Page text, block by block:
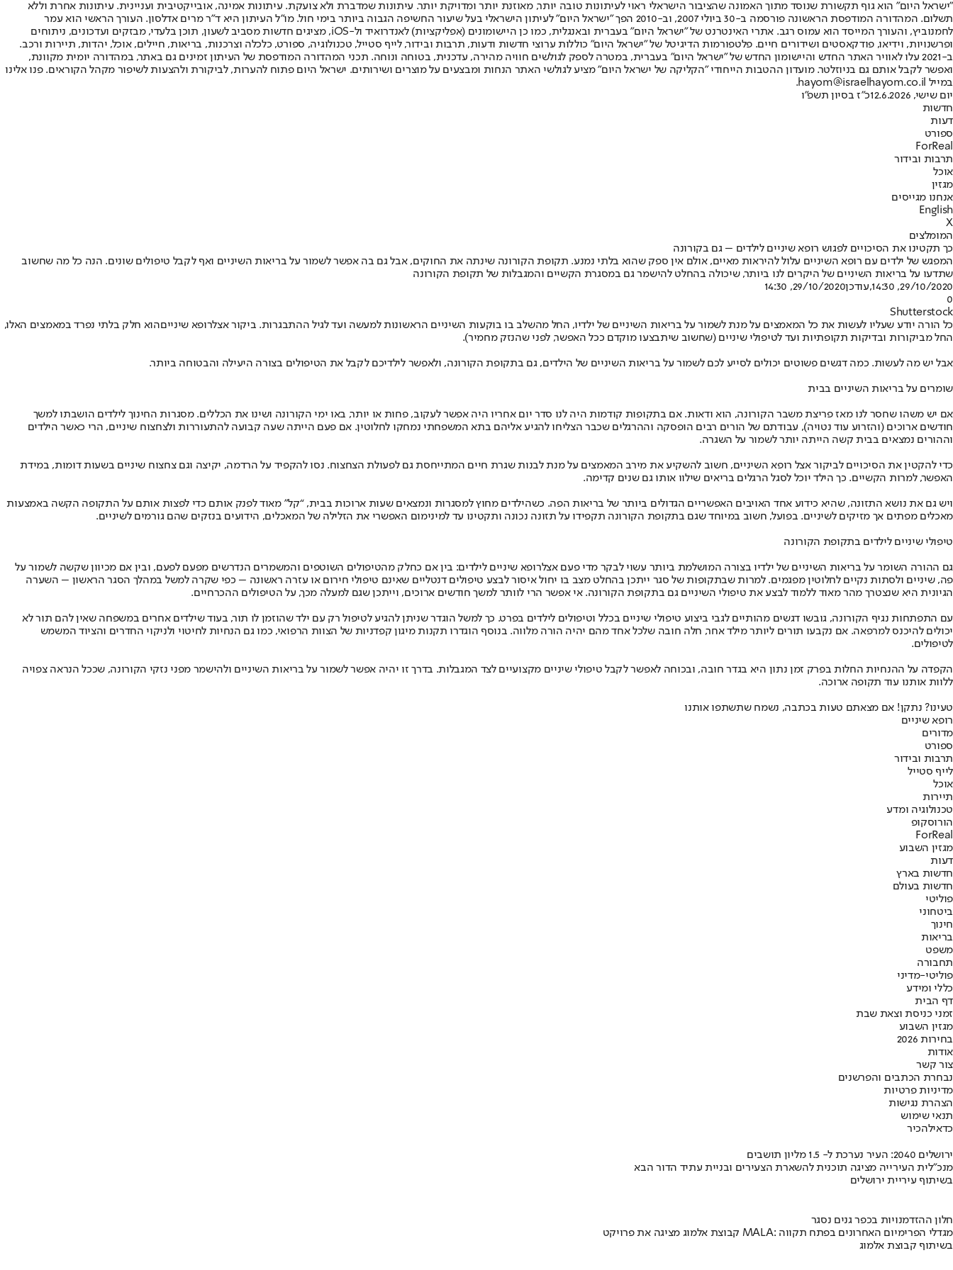
"ישראל היום" הוא גוף תקשורת שנוסד מתוך האמונה שהציבור הישראלי ראוי לעיתונות טובה יותר, מאוזנת יותר ומדויקת יותר. עיתונות שמדברת ולא צועקת. עיתונות אמינה, אובייקטיבית ועניינית. עיתונות אחרת וללא
תשלום. המהדורה המודפסת הראשונה פורסמה ב-30 ביולי 2007, וב-2010 הפך "ישראל היום" לעיתון הישראלי בעל שיעור החשיפה הגבוה ביותר בימי חול. מו"ל העיתון היא ד"ר מרים אדלסון. העורך הראשי הוא עמר
לחמנוביץ, והעורך המייסד הוא עמוס רגב. אתרי האינטרנט של "ישראל היום" בעברית ובאנגלית, כמו כן היישומונים (אפליקציות) לאנדרואיד ול-iOS, מציגים חדשות מסביב לשעון, תוכן בלעדי, מבזקים ועדכונים, ניתוחים
ופרשנויות, וידיאו, פודקאסטים ושידורים חיים. פלטפורמות הדיגיטל של "ישראל היום" כוללות ערוצי חדשות ודעות, תרבות ובידור, לייף סטייל, טכנולוגיה, ספורט, כלכלה וצרכנות, בריאות, חיילים, אוכל, יהדות, תיירות ורכב.
ב-2021 עלו לאוויר האתר החדש והיישומון החדש של "ישראל היום" בעברית, במטרה לספק לגולשים חוויה מהירה, עדכנית, בטוחה ונוחה. תכני המהדורה המודפסת של העיתון זמינים גם באתר, במהדורה יומית מקוונת,
ואפשר לקבל אותם גם בניוזלטר. מועדון ההטבות הייחודי "הקליקה של ישראל היום" מציע לגולשי האתר הנחות ומבצעים על מוצרים ושירותים. ישראל היום פתוח להערות, לביקורת ולהצעות לשיפור מקהל הקוראים. פנו אלינו
במייל hayom@israelhayom.co.il.
יום שישי, 12.6.2026
כ"ז בסיון תשפ"ו
חדשות
דעות
ספורט
ForReal
תרבות ובידור
אוכל
מגזין
אנחנו מגייסים
English
X
המומלצים
כך תקטינו את הסיכויים לפגוש רופא שיניים לילדים – גם בקורונה
המפגש של ילדים עם רופא השיניים עלול להיראות מאיים, אולם אין ספק שהוא בלתי נמנע. תקופת הקורונה שינתה את החוקים, אבל גם בה אפשר לשמור על בריאות השיניים ואף לקבל טיפולים שונים. הנה כל מה שחשוב
שתדעו על בריאות השיניים של היקרים לנו ביותר, שיכולה בהחלט להישמר גם במסגרת הקשיים והמגבלות של תקופת הקורונה
29/10/2020, 14:30
,עודכן29/10/2020, 14:30
0
Shutterstock
כל הורה יודע שעליו לעשות את כל המאמצים על מנת לשמור על בריאות השיניים של ילדיו, החל מהשלב בו בוקעות השיניים הראשונות למעשה ועד לגיל ההתבגרות. ביקור אצלרופא שינייםהוא חלק בלתי נפרד במאמצים האלו,
החל מביקורות ובדיקות תקופתיות ועד לטיפולי שיניים (שחשוב שיתבצעו מוקדם ככל האפשר, לפני שהנזק מחמיר).
אבל יש מה לעשות. כמה דגשים פשוטים יכולים לסייע לכם לשמור על בריאות השיניים של הילדים, גם בתקופת הקורונה, ולאפשר לילדיכם לקבל את הטיפולים בצורה היעילה והבטוחה ביותר.
שומרים על בריאות השיניים בבית
אם יש משהו שחסר לנו מאז פריצת משבר הקורונה, הוא ודאות. אם בתקופות קודמות היה לנו סדר יום אחריו היה אפשר לעקוב, פחות או יותר, באו ימי הקורונה ושינו את הכללים. מסגרות החינוך לילדים הושבתו למשך
חודשים ארוכים (והזרוע עוד נטויה), עבודתם של הורים רבים הופסקה וההרגלים שכבר הצליחו להגיע אליהם בתא המשפחתי נמחקו לחלוטין. אם פעם הייתה שעה קבועה להתעוררות ולצחצוח שיניים, הרי כאשר הילדים
וההורים נמצאים בבית קשה הייתה יותר לשמור על השגרה.
כדי להקטין את הסיכויים לביקור אצל רופא השיניים, חשוב להשקיע את מירב המאמצים על מנת לבנות שגרת חיים המתייחסת גם לפעולת הצחצוח. נסו להקפיד על הרדמה, יקיצה וגם צחצוח שיניים בשעות דומות, במידת
האפשר, למרות הקשיים. כך הילד יוכל לסגל הרגלים בריאים שילוו אותו גם שנים קדימה.
ויש גם את נושא התזונה, שהיא כידוע אחד האויבים האפשריים הגדולים ביותר של בריאות הפה. כשהילדים מחוץ למסגרות ונמצאים שעות ארוכות בבית, “קל” מאוד לפנק אותם כדי לפצות אותם על התקופה הקשה באמצעות
מאכלים מפתים אך מזיקים לשיניים. בפועל, חשוב במיוחד שגם בתקופת הקורונה תקפידו על תזונה נכונה ותקטינו עד למינימום האפשרי את הזלילה של המאכלים, הידועים בנזקים שהם גורמים לשיניים.
טיפולי שיניים לילדים בתקופת הקורונה
גם ההורה השומר על בריאות השיניים של ילדיו בצורה המושלמת ביותר עשוי לבקר מדי פעם אצלרופא שיניים לילדים: בין אם כחלק מהטיפולים השוטפים והמשמרים הנדרשים מפעם לפעם, ובין אם מכיוון שקשה לשמור על
פה, שיניים ולסתות נקיים לחלוטין מפגמים. למרות שבתקופות של סגר ייתכן בהחלט מצב בו יחול איסור לבצע טיפולים דנטליים שאינם טיפולי חירום או עזרה ראשונה – כפי שקרה למשל במהלך הסגר הראשון – השערה
הגיונית היא שנצטרך מהר מאוד ללמוד לבצע את טיפולי השיניים גם בתקופת הקורונה. אי אפשר הרי לוותר למשך חודשים ארוכים, וייתכן שגם למעלה מכך, על הטיפולים ההכרחיים.
עם התפתחות נגיף הקורונה, גובשו דגשים מהותיים לגבי ביצוע טיפולי שיניים בכלל וטיפולים לילדים בפרט. כך למשל הוגדר שניתן להגיע לטיפול רק עם ילד שהוזמן לו תור, בעוד שילדים אחרים במשפחה שאין להם תור לא
יכולים להיכנס למרפאה. אם נקבעו תורים ליותר מילד אחר, חלה חובה שלכל אחד מהם יהיה הורה מלווה. בנוסף הוגדרו תקנות מיגון קפדניות של הצוות הרפואי, כמו גם הנחיות לחיטוי ולניקוי החדרים והציוד המשמש
לטיפולים.
הקפדה על ההנחיות החלות בפרק זמן נתון היא בגדר חובה, ובכוחה לאפשר לקבל טיפולי שיניים מקצועיים לצד המגבלות. בדרך זו יהיה אפשר לשמור על בריאות השיניים ולהישמר מפני נזקי הקורונה, שככל הנראה צפויה
ללוות אותנו עוד תקופה ארוכה.
טעינו? נתקן! אם מצאתם טעות בכתבה, נשמח שתשתפו אותנו
רופא שיניים
מדורים
ספורט
תרבות ובידור
לייף סטייל
אוכל
תיירות
טכנולוגיה ומדע
הורוסקופ
ForReal
מגזין השבוע
דעות
חדשות בארץ
חדשות בעולם
פוליטי
ביטחוני
חינוך
בריאות
משפט
תחבורה
פוליטי-מדיני
כללי ומידע
דף הבית
זמני כניסת וצאת שבת
מגזין השבוע
בחירות 2026
אודות
צור קשר
נבחרת הכתבים והפרשנים
מדיניות פרטיות
הצהרת נגישות
תנאי שימוש
כדאילהכיר
ירושלים 2040: העיר נערכת ל- 1.5 מליון תושבים
מנכ"לית העירייה מציגה תוכנית להשארת הצעירים ובניית עתיד הדור הבא
בשיתוף עיריית ירושלים
חלון ההזדמנויות בכפר גנים נסגר
קבוצת אלמוג מציגה את פרויקט MALA: מגדלי הפרימיום האחרונים בפתח תקווה
בשיתוף קבוצת אלמוג